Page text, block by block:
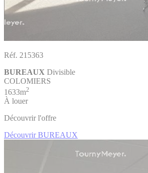
Réf. 215363
BUREAUX Divisible
COLOMIERS
1633m2
À louer
Découvrir l'offre
Découvrir BUREAUX